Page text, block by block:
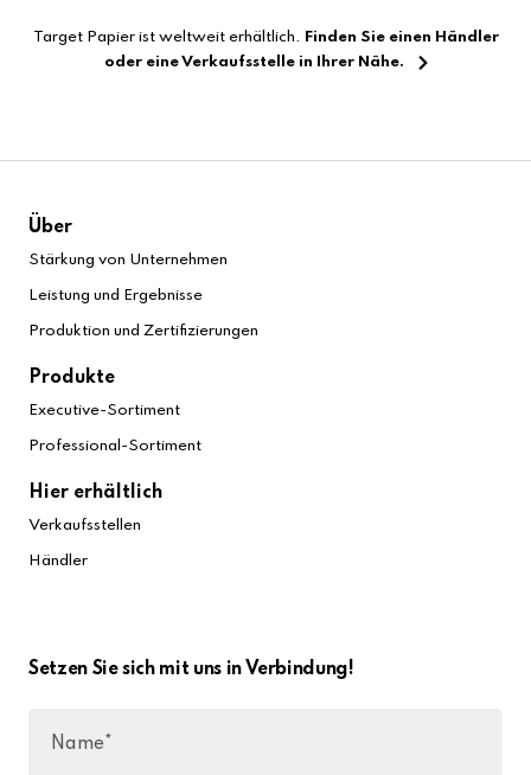
Target Papier ist weltweit erhältlich.
Finden Sie einen Händler
oder eine Verkaufsstelle in Ihrer Nähe.
Über
Stärkung von Unternehmen
Leistung und Ergebnisse
Produktion und Zertifizierungen
Produkte
Executive-Sortiment
Professional-Sortiment
Hier erhältlich
Verkaufsstellen
Händler
Setzen Sie sich mit uns in Verbindung!
Name*